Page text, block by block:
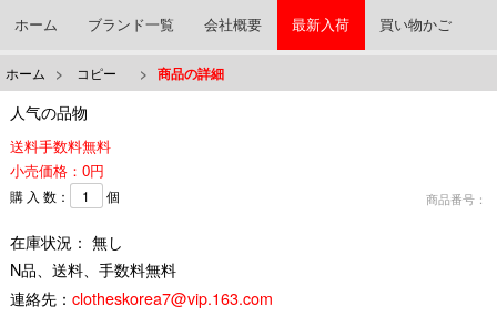
ホーム ブランド一覧 会社概要 最新入荷 買い物かご
ホーム > コピー > 商品の詳細
人气の品物
送料手数料無料
小売価格：0円
商品番号：
購 入 数： 個
在庫状況： 無し
N品、送料、手数料無料
連絡先： clotheskorea7@vip.163.com